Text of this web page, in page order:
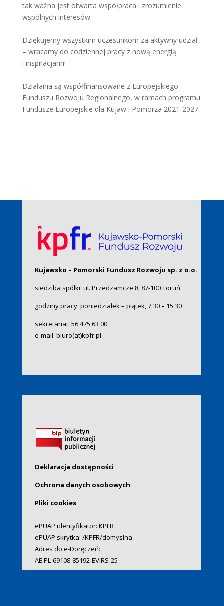
tak ważna jest otwarta współpraca i zrozumienie
wspólnych interesów.
Dziękujemy wszystkim uczestnikom za aktywny udział
– wracamy do codziennej pracy z nową energią
i inspiracjami!
Działania są współfinansowane z Europejskiego
Funduszu Rozwoju Regionalnego, w ramach programu
Fundusze Europejskie dla Kujaw i Pomorza 2021-2027.
Kujawsko – Pomorski Fundusz Rozwoju sp. z o.o.
siedziba spółki: ul. Przedzamcze 8, 87-100 Toruń
godziny pracy: poniedziałek – piątek, 7:30– 15:30
sekretariat: 56 475 63 00
e-mail: biuro(at)kpfr.pl
Deklaracja dostępności
Ochrona danych osobowych
Pliki cookies
ePUAP identyfikator: KPFR
ePUAP skrytka: /KPFR/domyslna
Adres do e-Doręczeń:
AE:PL-69108-85192-EVIRS-25